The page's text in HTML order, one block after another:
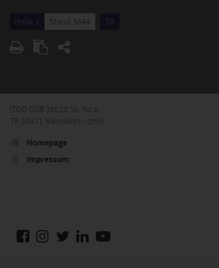
Halle 3 Stand 3A44 TR
ITOB OSB 10010 Sk. No:6
TR 35471 Menderes - Izmir
Homepage
Impressum